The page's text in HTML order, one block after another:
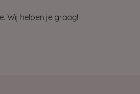
Wij helpen je graag!